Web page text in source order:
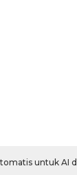
untuk AI